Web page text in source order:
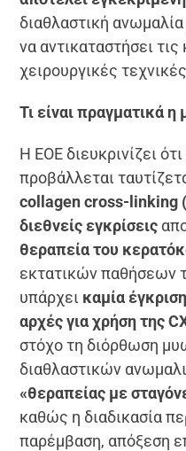
διαθλαστική
να αντικαταστήσει
χειρουργικές
Τι είναι πραγματικά η
Η ΕΟΕ διευκρινίζει
προβάλλεται
collagen cross-linking
διεθνείς εγκρίσεις
θεραπεία του
εκτατικών παθήσεων
υπάρχει καμία
αρχές για χρήση της
στόχο τη διόρθωση
διαθλαστικών
«θεραπείας με
καθώς η διαδικασία
παρέμβαση, απόξεση